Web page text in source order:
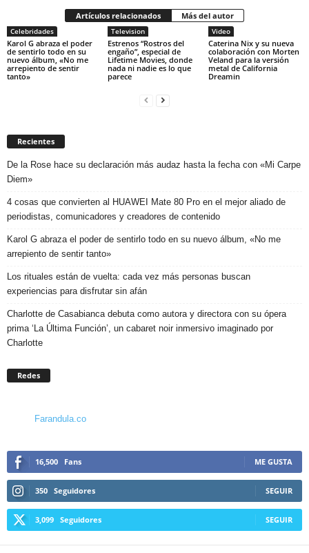
Artículos relacionados Más del autor
Celebridades
Karol G abraza el poder
de sentirlo todo en su
nuevo álbum, «No me
arrepiento de sentir
tanto»
Television
Estrenos “Rostros del
engaño”, especial de
Lifetime Movies, donde
nada ni nadie es lo que
parece
Video
Caterina Nix y su nueva
colaboración con Morten
Veland para la versión
metal de California
Dreamin
Recientes
De la Rose hace su declaración más audaz hasta la fecha con «Mi Carpe
Diem»
4 cosas que convierten al HUAWEI Mate 80 Pro en el mejor aliado de
periodistas, comunicadores y creadores de contenido
Karol G abraza el poder de sentirlo todo en su nuevo álbum, «No me
arrepiento de sentir tanto»
Los rituales están de vuelta: cada vez más personas buscan
experiencias para disfrutar sin afán
Charlotte de Casabianca debuta como autora y directora con su ópera
prima ‘La Última Función’, un cabaret noir inmersivo imaginado por
Charlotte
Redes
Farandula.co
16,500 Fans ME GUSTA
350 Seguidores SEGUIR
3,099 Seguidores SEGUIR